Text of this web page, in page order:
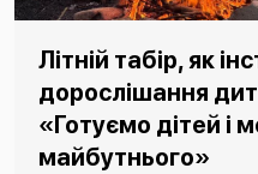
Літній табір, як
дорослішання
«Готуємо дітей і
майбутнього»